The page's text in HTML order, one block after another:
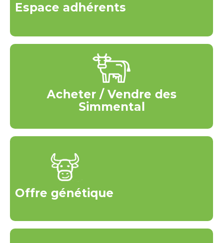
Espace adhérents
Acheter / Vendre des
Simmental
Offre génétique